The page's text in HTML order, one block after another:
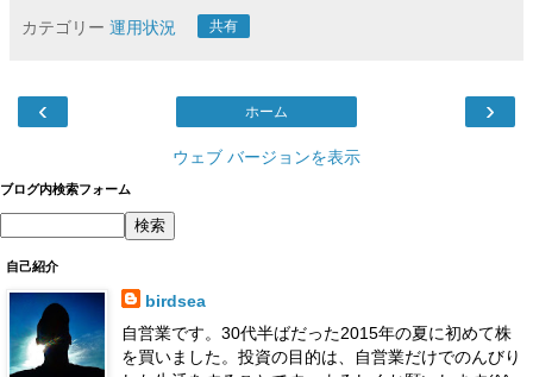
カテゴリー 運用状況 共有
‹ ›
ホーム
ウェブ バージョンを表示
ブログ内検索フォーム
自己紹介
birdsea
自営業です。30代半ばだった2015年の夏に初めて株
を買いました。投資の目的は、自営業だけでのんびり